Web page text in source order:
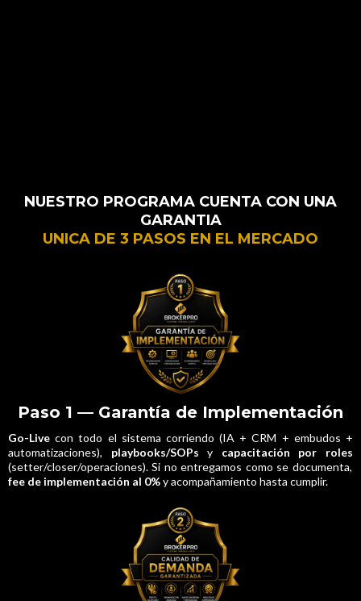
NUESTRO PROGRAMA CUENTA CON UNA
GARANTIA
UNICA DE 3 PASOS EN EL MERCADO
Paso 1 — Garantía de Implementación
Go-Live con todo el sistema corriendo (IA + CRM + embudos +
automatizaciones), playbooks/SOPs y capacitación por roles
(setter/closer/operaciones). Si no entregamos como se documenta,
fee de implementación al 0%y acompañamiento hasta cumplir.